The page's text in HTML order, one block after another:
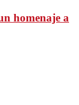
homenaje a